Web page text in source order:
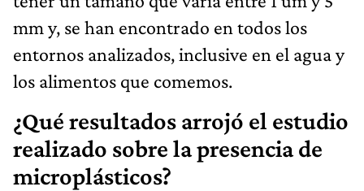
mm y, se han encontrado en todos los
entornos analizados, inclusive en el agua y
los alimentos que comemos.
¿Qué resultados arrojó el estudio
realizado sobre la presencia de
microplásticos?